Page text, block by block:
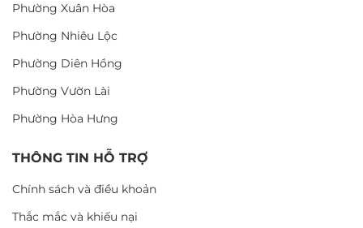
Phường Xuân Hòa
Phường Nhiêu Lộc
Phường Diên Hồng
Phường Vườn Lài
Phường Hòa Hưng
THÔNG TIN HỖ TRỢ
Chính sách và điều khoản
Thắc mắc và khiếu nại